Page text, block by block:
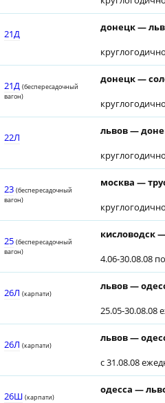
21Д
донецк —
21Д (беспересадочный
вагон)
донецк —
22Л
львов —
23 (беспересадочный
вагон)
москва —
25 (беспересадочный
вагон)
кисловодск
4.06-30.08.08
26Л (карпати)
львов —
25.05-30.08.08
26Л (карпати)
львов —
c 31.08.08
26Ш (карпати)
одесса —